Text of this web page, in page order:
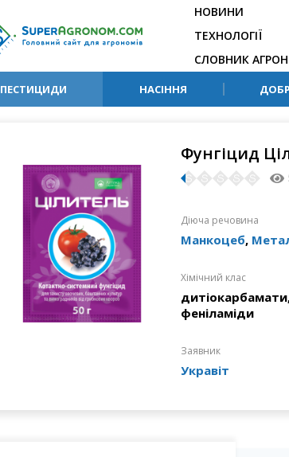
НОВИНИ
ТЕХНОЛОГІЇ
СЛОВНИК
ПЕСТИЦИДИ НАСІННЯ
Фунгіцид
Діюча речовина
Манкоцеб,
Хімічний клас
феніламіди
Заявник
Укравіт